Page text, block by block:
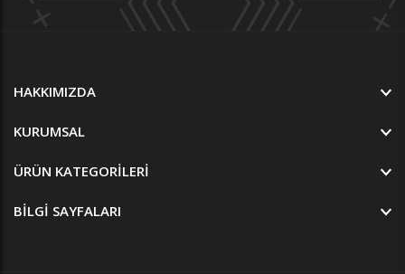
HAKKIMIZDA
KURUMSAL
ÜRÜN KATEGORILERI
BILGI SAYFALARI